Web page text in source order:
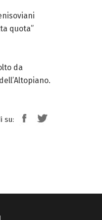
quota”
da
su: